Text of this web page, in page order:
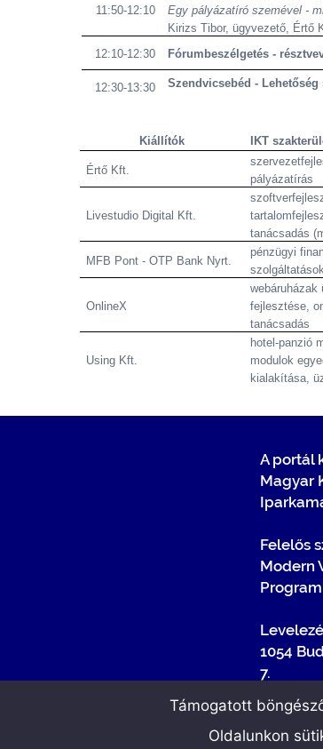
11:50-12:10
Egy pályázatíró szemével -
Kirizs Tibor, ügyvezető, Értő
12:10-12:30
Fórumbeszélgetés -
12:30-13:30 Szendvicsebéd -
Kiállítók IKT
Értő Kft.
pályázatírás
LivestudioDigital Kft.
tanácsadás
MFB Pont - OTP Bank Nyrt.
pénzügyi
OnlineX
webáruházak
fejlesztése,
tanácsadás
UsingKft.
hotel-panzió
modulok
kialakítása,
A portál
Magyar
Felelős
Modern
1054
7.
Támogatott
Oldalunkon